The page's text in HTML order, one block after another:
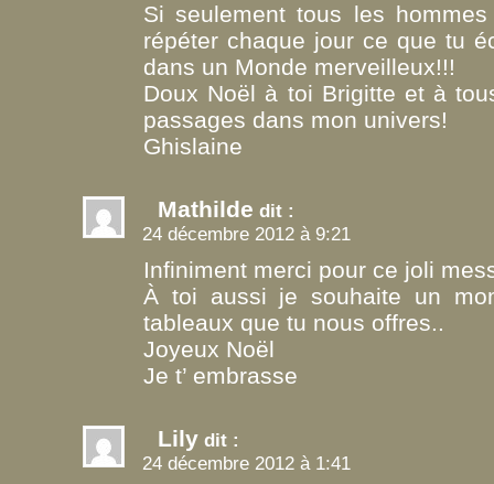
Si seulement tous les
répéter chaque jour ce que tu
dans un Monde merveilleux!!!
Doux Noël à toi Brigitte et à
passages dans mon univers!
Ghislaine
Mathilde dit :
24 décembre 2012 à 9:21
Infiniment merci pour ce joli
À toi aussi je souhaite un
tableaux que tu nous offres..
Joyeux Noël
Je t’ embrasse
Lily dit :
24 décembre 2012 à 1:41